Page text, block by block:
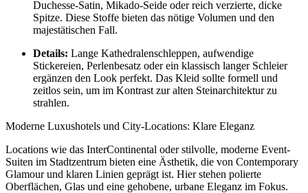
Duchesse-Satin, Mikado-Seide oder reich verzierte, dicke
Spitze. Diese Stoffe bieten das nötige Volumen und den
majestätischen Fall.
Details: Lange Kathedralenschleppen, aufwendige
Stickereien, Perlenbesatz oder ein klassisch langer Schleier
ergänzen den Look perfekt. Das Kleid sollte formell und
zeitlos sein, um im Kontrast zur alten Steinarchitektur zu
strahlen.
Moderne Luxushotels und City-Locations: Klare Eleganz
Locations wie das InterContinental oder stilvolle, moderne Event-
Suiten im Stadtzentrum bieten eine Ästhetik, die von Contemporary
Glamour und klaren Linien geprägt ist. Hier stehen polierte
Oberflächen, Glas und eine gehobene, urbane Eleganz im Fokus.